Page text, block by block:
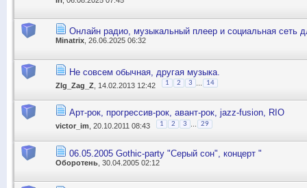
Онлайн радио, музыкальный плеер и социальная сеть
Minatrix , 26.06.2025 06:32
Не совсем обычная, другая музыка.
ZIg_Zag_Z , 14.02.2013 12:42 1 2 3 14
Арт-рок, прогрессив-рок, авант-рок, jazz-fusion, RIO
victor_im , 20.10.2011 08:43 1 2 3 29
06.05.2005 Gothic-party "Серый сон", концерт "
Оборотень , 30.04.2005 02:12